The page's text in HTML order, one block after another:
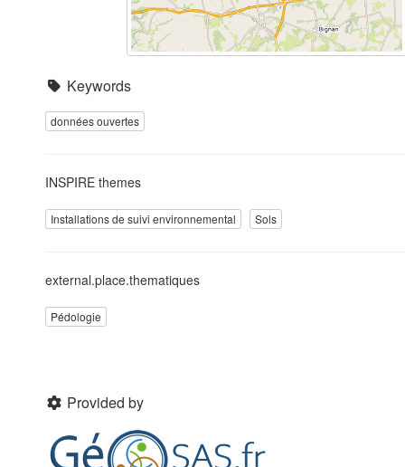
Keywords
données ouvertes
INSPIRE themes
Installations de suivi environnemental Sols
external.place.thematiques
Pédologie
Provided by